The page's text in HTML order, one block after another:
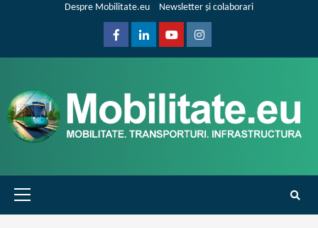
Despre Mobilitate.eu Newsletter și colaborari
FacebookLinkedinYoutubeInstagram
Primary
Menu